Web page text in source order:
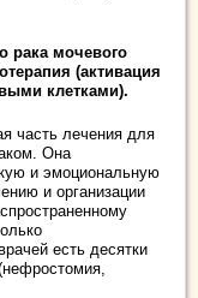
рака мочевого
(активация
клетками).
часть лечения для
Она
и эмоциональную
и организации
есть десятки